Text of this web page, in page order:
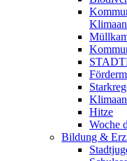
Hitze
Woche
Bildung &